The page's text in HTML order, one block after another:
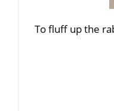
To fluff up the